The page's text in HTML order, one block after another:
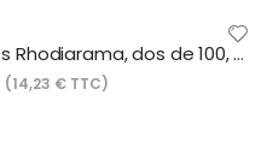
Porte-revues Rhodiarama, dos de 100, finition simili cuir italien, coloris beige
(14,23 € TTC)